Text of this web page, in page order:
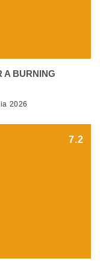
A BURNING
2026
7.2